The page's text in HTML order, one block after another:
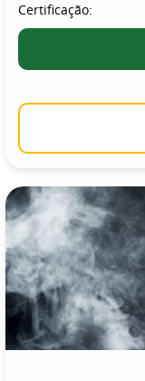
Certificação: